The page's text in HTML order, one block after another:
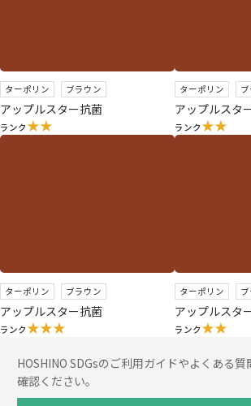
ターポリン ブラウン
アップルスター抗菌
ランク ★★
ターポリン
アップルスタ
ランク ★★
ターポリン ブラウン
アップルスター抗菌
ランク ★★★
ターポリン
アップルスタ
ランク ★★
HOSHINO SDGsのご利用ガイドやよくある
確認ください。